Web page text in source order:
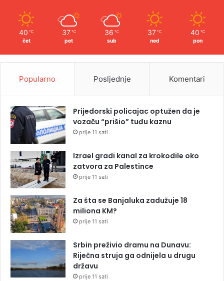
40 ℃
čet
37 ℃
pet
36 ℃
sub
37 ℃
ned
40 ℃
pon
Popularno Posljednje Komentari
Prijedorski policajac optužen da je
vozaču “prišio” tuđu kaznu
prije 11 sati
Izrael gradi kanal za krokodile oko
zatvora za Palestince
prije 11 sati
Za šta se Banjaluka zadužuje 18
miliona KM?
prije 11 sati
Srbin preživio dramu na Dunavu:
Riječna struja ga odnijela u drugu
državu
prije 11 sati